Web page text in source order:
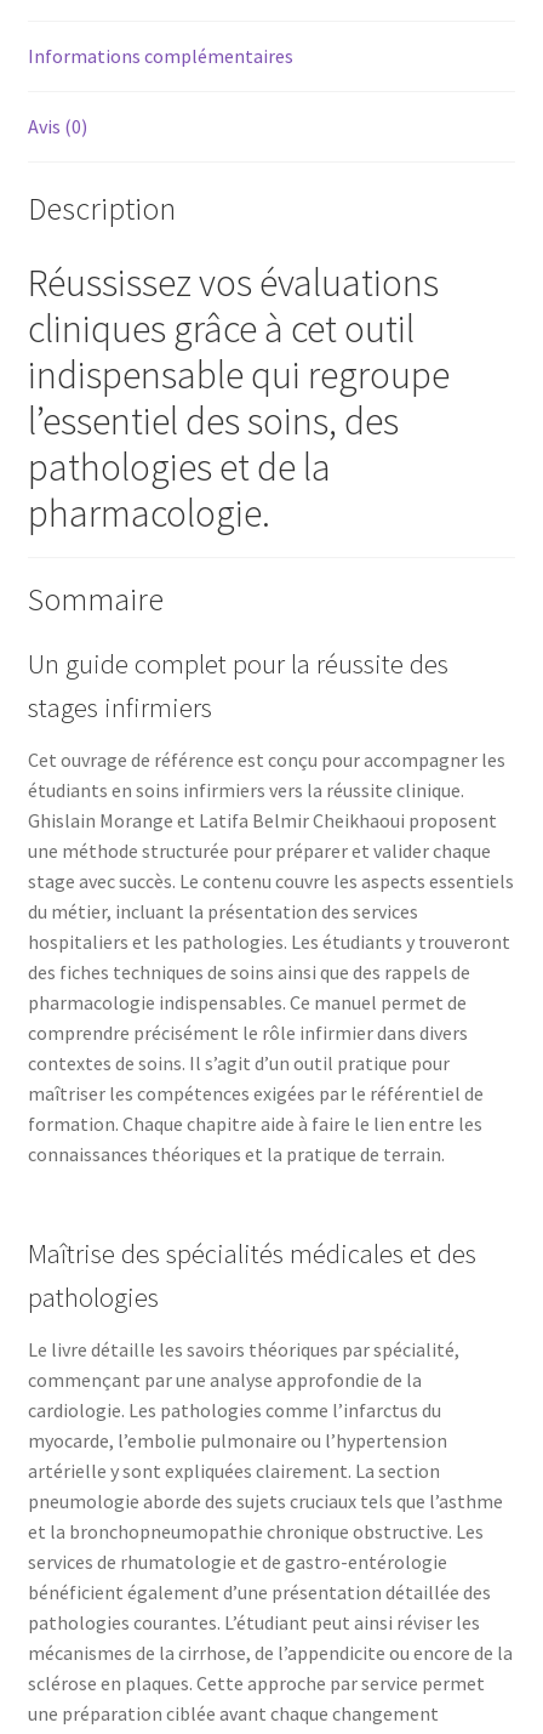
Informations complémentaires
Avis (0)
Description
Réussissez vos évaluations
cliniques grâce à cet outil
indispensable qui regroupe
l’essentiel des soins, des
pathologies et de la
pharmacologie.
Sommaire
Un guide complet pour la réussite des
stages infirmiers
Cet ouvrage de référence est conçu pour accompagner les
étudiants en soins infirmiers vers la réussite clinique.
Ghislain Morange et Latifa Belmir Cheikhaoui proposent
une méthode structurée pour préparer et valider chaque
stage avec succès. Le contenu couvre les aspects essentiels
du métier, incluant la présentation des services
hospitaliers et les pathologies. Les étudiants y trouveront
des fiches techniques de soins ainsi que des rappels de
pharmacologie indispensables. Ce manuel permet de
comprendre précisément le rôle infirmier dans divers
contextes de soins. Il s’agit d’un outil pratique pour
maîtriser les compétences exigées par le référentiel de
formation. Chaque chapitre aide à faire le lien entre les
connaissances théoriques et la pratique de terrain.
Maîtrise des spécialités médicales et des
pathologies
Le livre détaille les savoirs théoriques par spécialité,
commençant par une analyse approfondie de la
cardiologie. Les pathologies comme l’infarctus du
myocarde, l’embolie pulmonaire ou l’hypertension
artérielle y sont expliquées clairement. La section
pneumologie aborde des sujets cruciaux tels que l’asthme
et la bronchopneumopathie chronique obstructive. Les
services de rhumatologie et de gastro-entérologie
bénéficient également d’une présentation détaillée des
pathologies courantes. L’étudiant peut ainsi réviser les
mécanismes de la cirrhose, de l’appendicite ou encore de la
sclérose en plaques. Cette approche par service permet
une préparation ciblée avant chaque changement